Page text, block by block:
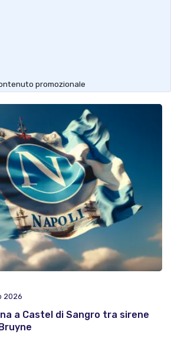
promozionale
2026
a Castel di Sangro tra sirene